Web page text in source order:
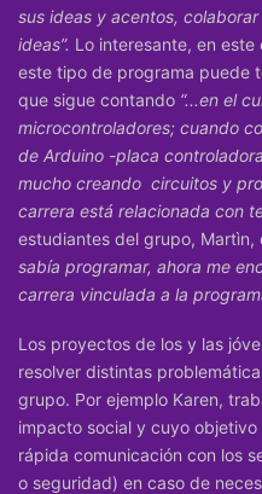
sus ideas y acentos,
ideas”. Lo interesante, en
este tipo de programa puede
que sigue contando “...en el
microcontroladores; cuando
de Arduino -placa
mucho creando circuitos y
carrera está relacionada con
estudiantes del grupo, Martìn,
sabía programar, ahora me
carrera vinculada a la
Los proyectos de los y las
resolver distintas
grupo. Por ejemplo Karen,
impacto social y cuyo
rápida comunicación con los
o seguridad) en caso de